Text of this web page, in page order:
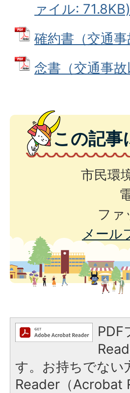
ァイル: 71.8KB)
確約書（交通
念書（交通事
この記事
市民環
フ
メール
PDF
す。お持ちでない
Reader（Acrobat